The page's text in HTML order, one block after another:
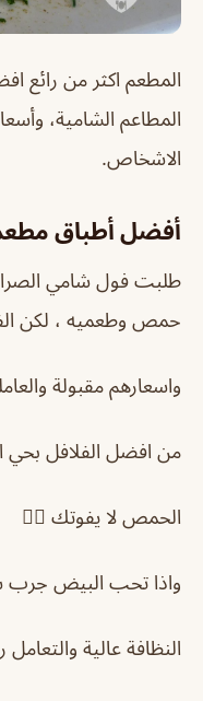
المطعم اكثر من رائع
المطاعم الشامية،
الاشخاص.
أفضل أطباق
طلبت فول شامي
حمص وطعميه ، لكن
واسعارهم مقبولة
من افضل الفلافل بحي
الحمص لا يفوتك 👍🏻
واذا تحب البيض جرب
النظافة عالية والتعامل